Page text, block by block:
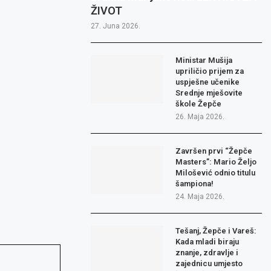
ŽIVOT
27. Juna 2026.
Ministar Mušija
upriličio prijem za
uspješne učenike
Srednje mješovite
škole Žepče
26. Maja 2026.
Završen prvi “Žepče
Masters”: Mario Željo
Milošević odnio titulu
šampiona!
24. Maja 2026.
Tešanj, Žepče i Vareš:
Kada mladi biraju
znanje, zdravlje i
zajednicu umjesto